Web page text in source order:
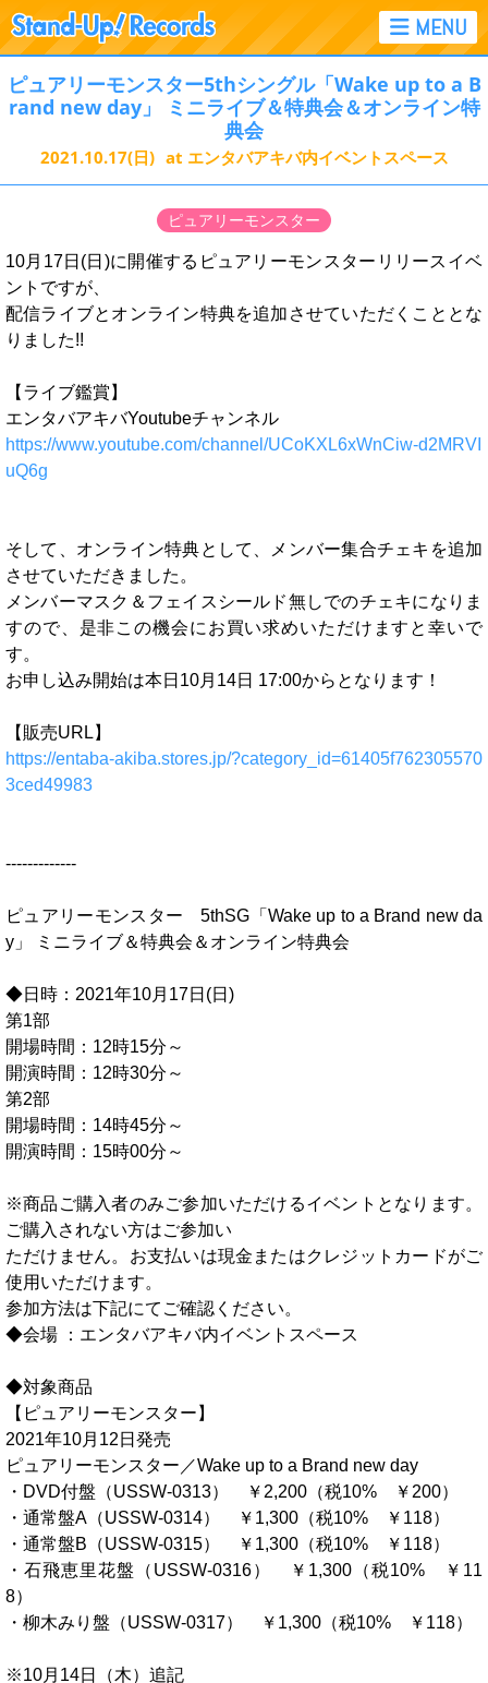
ピュアリーモンスター5thシングル「Wake up to a B
rand new day」 ミニライブ＆特典会＆オンライン特
典会
2021.10.17(日) at エンタバアキバ内イベントスペース
ピュアリーモンスター
10月17日(日)に開催するピュアリーモンスターリリースイベ
ントですが、
配信ライブとオンライン特典を追加させていただくこととな
りました!!
【ライブ鑑賞】
エンタバアキバYoutubeチャンネル
https://www.youtube.com/channel/UCoKXL6xWnCiw-d2MRVI
uQ6g
そして、オンライン特典として、メンバー集合チェキを追加
させていただきました。
メンバーマスク＆フェイスシールド無しでのチェキになりま
すので、是非この機会にお買い求めいただけますと幸いで
す。
お申し込み開始は本日10月14日 17:00からとなります！
【販売URL】
https://entaba-akiba.stores.jp/?category_id=61405f762305570
3ced49983
-------------
ピュアリーモンスター 5thSG「Wake up to a Brand new da
y」 ミニライブ＆特典会＆オンライン特典会
◆日時：2021年10月17日(日)
第1部
開場時間：12時15分～
開演時間：12時30分～
第2部
開場時間：14時45分～
開演時間：15時00分～
※商品ご購入者のみご参加いただけるイベントとなります。
ご購入されない方はご参加い
ただけません。お支払いは現金またはクレジットカードがご
使用いただけます。
参加方法は下記にてご確認ください。
◆会場 ：エンタバアキバ内イベントスペース
◆対象商品
【ピュアリーモンスター】
2021年10月12日発売
ピュアリーモンスター／Wake up to a Brand new day
・DVD付盤（USSW-0313） ￥2,200（税10% ￥200）
・通常盤A（USSW-0314） ￥1,300（税10% ￥118）
・通常盤B（USSW-0315） ￥1,300（税10% ￥118）
・石飛恵里花盤（USSW-0316） ￥1,300（税10% ￥11
8）
・柳木みり盤（USSW-0317） ￥1,300（税10% ￥118）
※10月14日（木）追記